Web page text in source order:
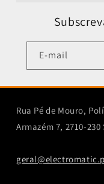
E-mail
Rua Pé de Mouro,
Armazém 7, 2710-